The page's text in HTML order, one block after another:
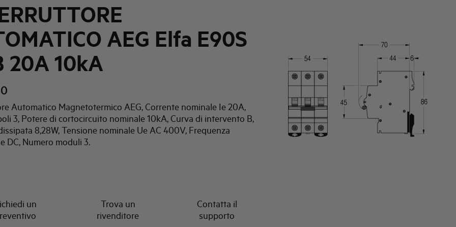
AEG Elfa E90S
20A 10kA
Automatico Magnetotermico AEG, Corrente nominale Ie 20A,
3, Potere di cortocircuito nominale 10kA, Curva di intervento B,
8,28W, Tensione nominale Ue AC 400V, Frequenza
DC, Numero moduli 3.
un
Trova un
rivenditore
Contatta il
supporto